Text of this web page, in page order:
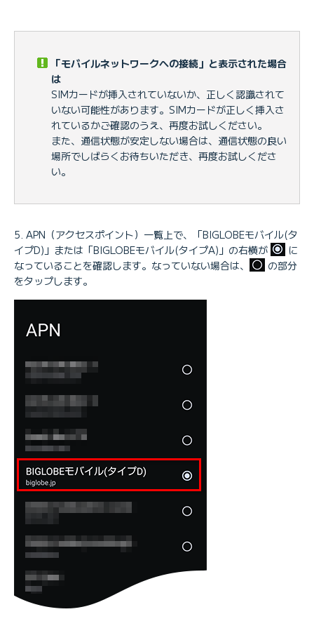
「モバイルネットワークへの接続」と表示された場合
は
SIMカードが挿入されていないか、正しく認識されて
いない可能性があります。SIMカードが正しく挿入さ
れているかご確認のうえ、再度お試しください。
また、通信状態が安定しない場合は、通信状態の良い
場所でしばらくお待ちいただき、再度お試しくださ
い。
APN（アクセスポイント）一覧上で、「BIGLOBEモバイル(タ
イプD)」または「BIGLOBEモバイル(タイプA)」の右横が
に
なっていることを確認します。なっていない場合は、
の部分
をタップします。